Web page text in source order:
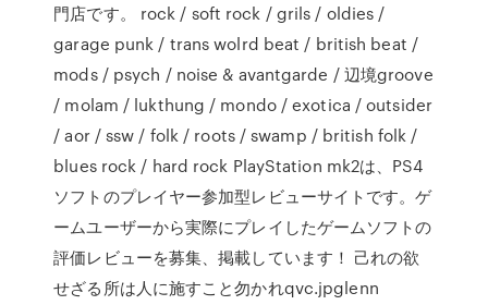
門店です。 rock / soft rock / grils / oldies /
garage punk / trans wolrd beat / british beat /
mods / psych / noise & avantgarde / 辺境groove
/ molam / lukthung / mondo / exotica / outsider
/ aor / ssw / folk / roots / swamp / british folk /
blues rock / hard rock PlayStation mk2は、PS4
ソフトのプレイヤー参加型レビューサイトです。ゲ
ームユーザーから実際にプレイしたゲームソフトの
評価レビューを募集、掲載しています！ 己れの欲
せざる所は人に施すこと勿かれqvc.jpglenn